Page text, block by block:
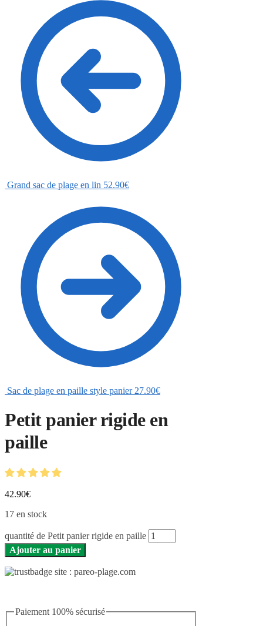
Grand sac de plage en lin 52.90€
Sac de plage en paille style panier 27.90€
Petit panier rigide en
paille
42.90€
17 en stock
quantité de Petit panier rigide en paille
Ajouter au panier
Paiement 100% sécurisé